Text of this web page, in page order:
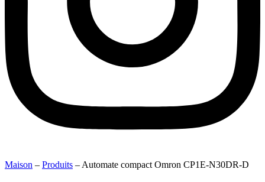
Maison – Produits –Automate compact Omron CP1E-N30DR-D